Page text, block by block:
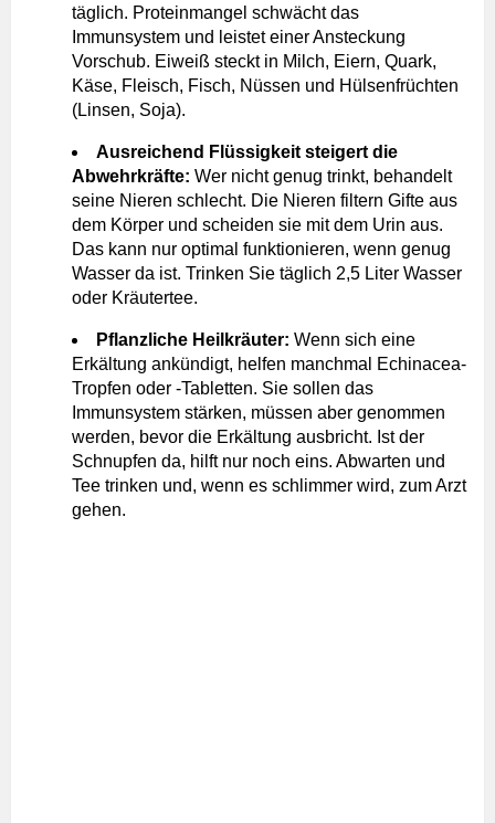
täglich. Proteinmangel schwächt das
Immunsystem und leistet einer Ansteckung
Vorschub. Eiweiß steckt in Milch, Eiern, Quark,
Käse, Fleisch, Fisch, Nüssen und Hülsenfrüchten
(Linsen, Soja).
Ausreichend Flüssigkeit steigert die
Abwehrkräfte: Wer nicht genug trinkt, behandelt
seine Nieren schlecht. Die Nieren filtern Gifte aus
dem Körper und scheiden sie mit dem Urin aus.
Das kann nur optimal funktionieren, wenn genug
Wasser da ist. Trinken Sie täglich 2,5 Liter Wasser
oder Kräutertee.
Pflanzliche Heilkräuter: Wenn sich eine
Erkältung ankündigt, helfen manchmal Echinacea-
Tropfen oder -Tabletten. Sie sollen das
Immunsystem stärken, müssen aber genommen
werden, bevor die Erkältung ausbricht. Ist der
Schnupfen da, hilft nur noch eins. Abwarten und
Tee trinken und, wenn es schlimmer wird, zum Arzt
gehen.